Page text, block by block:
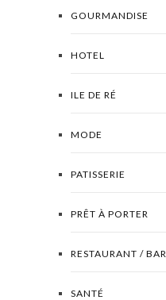
GOURMANDISE
HOTEL
ILE DE RÉ
MODE
PATISSERIE
PRÊT À PORTER
RESTAURANT / BAR
SANTÉ